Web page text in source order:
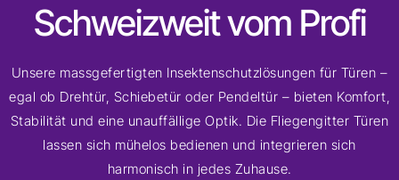
Schweizweit vom Profi
Unsere massgefertigten Insektenschutzlösungen für Türen –
egal ob Drehtür, Schiebetür oder Pendeltür – bieten Komfort,
Stabilität und eine unauffällige Optik. Die Fliegengitter Türen
lassen sich mühelos bedienen und integrieren sich
harmonisch in jedes Zuhause.